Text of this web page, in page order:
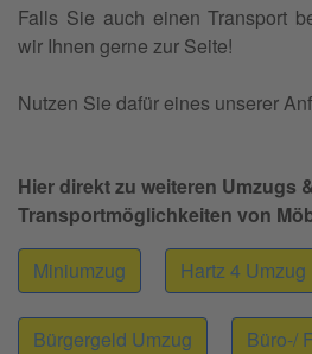
Falls Sie auch einen Transport
wir Ihnen gerne zur Seite!
Nutzen Sie dafür eines unserer
Hier direkt zu weiteren Umzugs
Transportmöglichkeiten von
Miniumzug Hartz 4 Umzug
Bürgergeld Umzug Büro-/